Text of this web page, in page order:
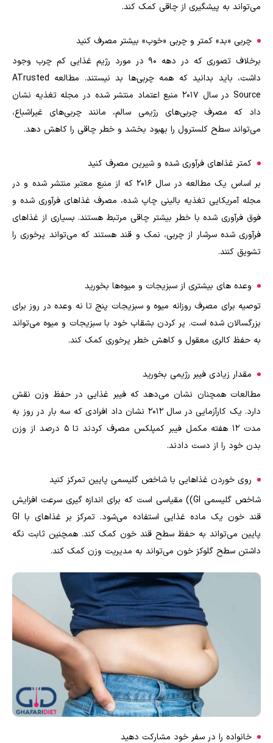
می‌تواند به پیشگیری از چاقی کمک کند.
چربی «بد» کمتر و چربی «خوب» بیشتر مصرف کنید
برخلاف تصوری که در دهه 90 در مورد رژیم غذایی کم چرب وجود
داشت، باید بدانید که همه چربی‌ها بد نیستند. مطالعه ATrusted
Source در سال 2017 منبع اعتماد منتشر شده در مجله تغذیه نشان
داد که مصرف چربی‌های رژیمی سالم، مانند چربی‌های غیراشباع،
می‌تواند سطح کلسترول را بهبود بخشد و خطر چاقی را کاهش دهد.
کمتر غذاهای فرآوری شده و شیرین مصرف کنید
بر اساس یک مطالعه در سال 2016 که از منبع معتبر منتشر شده و در
مجله آمریکایی تغذیه بالینی چاپ شده، مصرف غذاهای فرآوری شده و
فوق فرآوری شده با خطر بیشتر چاقی مرتبط هستند. بسیاری از غذاهای
فرآوری شده سرشار از چربی، نمک و قند هستند که می‌تواند پرخوری را
تشویق کنند.
وعده های بیشتری از سبزیجات و میوه‌ها بخورید
توصیه برای مصرف روزانه میوه و سبزیجات پنج تا نه وعده در روز برای
بزرگسالان شده است. پر کردن بشقاب خود با سبزیجات و میوه می‌تواند
به حفظ کالری معقول و کاهش خطر پرخوری کمک کند.
مقدار زیادی فیبر رژیمی بخورید
مطالعات همچنان نشان می‌دهد که فیبر غذایی در حفظ وزن نقش
دارد. یک کارآزمایی در سال 2012 نشان داد افرادی که سه بار در روز به
مدت 12 هفته مکمل فیبر کمپلکس مصرف کردند تا 5 درصد از وزن
بدن خود را از دست دادند.
روی خوردن غذاهایی با شاخص گلیسمی پایین تمرکز کنید
شاخص گلیسمی GI)) مقیاسی است که برای اندازه گیری سرعت افزایش
قند خون یک ماده غذایی استفاده می‌شود. تمرکز بر غذاهای با GI
پایین می‌تواند به حفظ سطح قند خون کمک کند. همچنین ثابت نگه
داشتن سطح گلوکز خون می‌تواند به مدیریت وزن کمک کند.
خانواده را در سفر خود مشارکت دهید